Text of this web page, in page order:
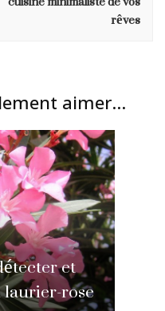
rêves
aimer...
et
rose